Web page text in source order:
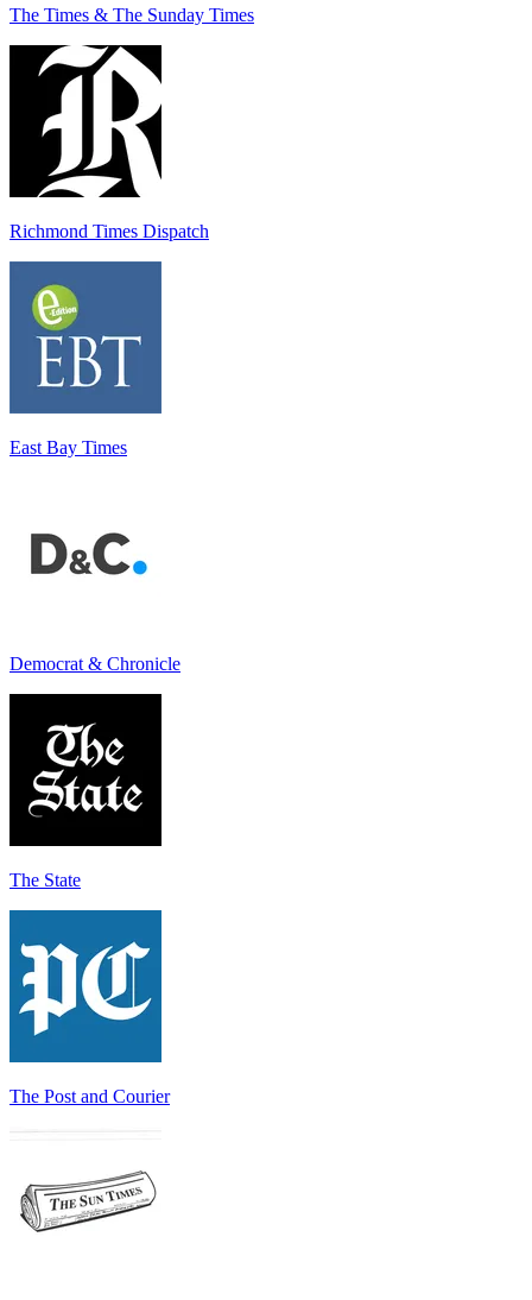
The Times & The Sunday Times
Richmond Times Dispatch
East Bay Times
Democrat & Chronicle
The State
The Post and Courier